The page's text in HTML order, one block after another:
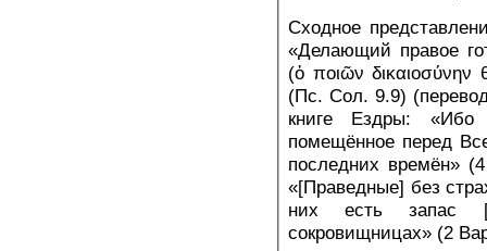
Сходное
«Делающий правое
(ὁ ποιῶν
(Пс. Сол. 9.9)
книге Ездры:
помещённое перед
последних времён»
«[Праведные] без
них есть запас
сокровищницах» (2